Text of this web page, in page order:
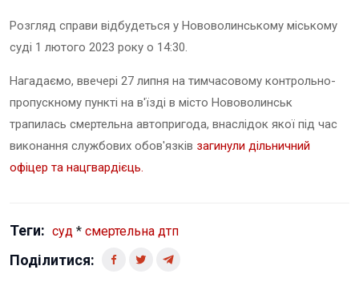
Розгляд справи відбудеться у Нововолинському міському
суді 1 лютого 2023 року о 14:30.
Нагадаємо, ввечері 27 липня на тимчасовому контрольно-
пропускному пункті на в'їзді в місто Нововолинськ
трапилась смертельна автопригода, внаслідок якої під час
виконання службових обов'язків загинули дільничний
офіцер та нацгвардієць.
Теги: суд * смертельна дтп
Поділитися: